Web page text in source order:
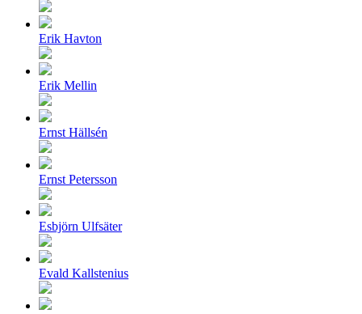
Erik Havton
Erik Mellin
Ernst Hällsén
Ernst Petersson
Esbjörn Ulfsäter
Evald Kallstenius